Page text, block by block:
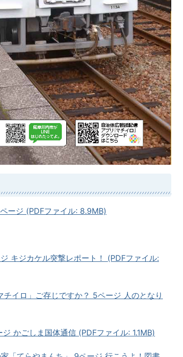
ージ (PDFファイル: 8.9MB)
キジカケル突撃レポート！ (PDFファイル:
イロ」ご存じですか？ 5ページ 人のとなり
かごしま国体通信 (PDFファイル: 1.1MB)